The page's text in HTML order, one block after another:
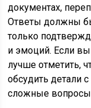
документах,
Ответы должны
только
и эмоций. Если
лучше отметить,
обсудить детали
сложные